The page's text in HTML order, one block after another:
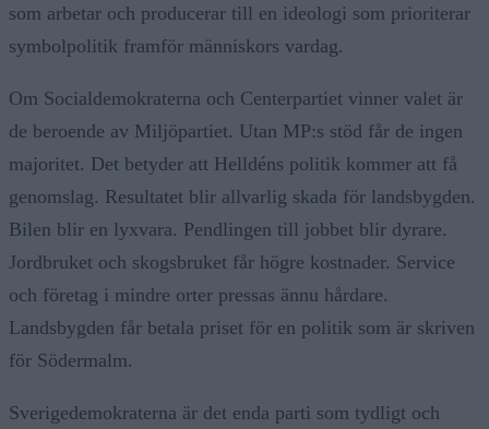
som arbetar och producerar till en ideologi som prioriterar
symbolpolitik framför människors vardag.
Om Socialdemokraterna och Centerpartiet vinner valet är
de beroende av Miljöpartiet. Utan MP:s stöd får de ingen
majoritet. Det betyder att Helldéns politik kommer att få
genomslag. Resultatet blir allvarlig skada för landsbygden.
Bilen blir en lyxvara. Pendlingen till jobbet blir dyrare.
Jordbruket och skogsbruket får högre kostnader. Service
och företag i mindre orter pressas ännu hårdare.
Landsbygden får betala priset för en politik som är skriven
för Södermalm.
Sverigedemokraterna är det enda parti som tydligt och